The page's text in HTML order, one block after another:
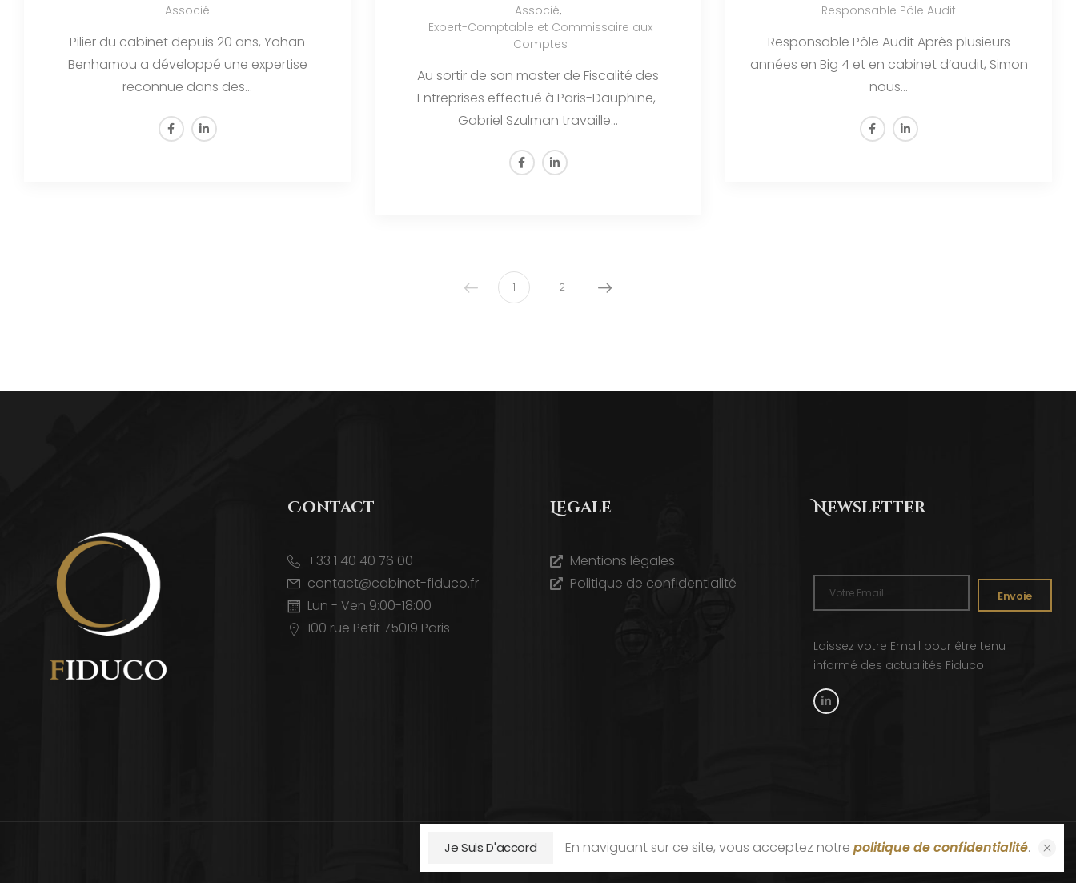
Associé
Pilier du cabinet depuis 20 ans, Yohan
Benhamou a développé une expertise
reconnue dans des…
Associé,
Expert-Comptable et Commissaire aux
Comptes
Au sortir de son master de Fiscalité des
Entreprises effectué à Paris-Dauphine,
Gabriel Szulman travaille…
Responsable Pôle Audit
Responsable Pôle Audit Après plusieurs
années en Big 4 et en cabinet d’audit, Simon
nous…
1 2
Contact
+33 1 40 40 76 00
contact@cabinet-fiduco.fr
Lun - Ven 9:00-18:00
100 rue Petit 75019 Paris
Legale
Mentions légales
Politique de confidentialité
Newsletter
Envoie
Laissez votre Email pour être tenu
informé des actualités Fiduco
2B Digital © 2023. Tous droit réservé
En naviguant sur ce site, vous acceptez notrepolitique de confidentialité.
Je Suis D'accord